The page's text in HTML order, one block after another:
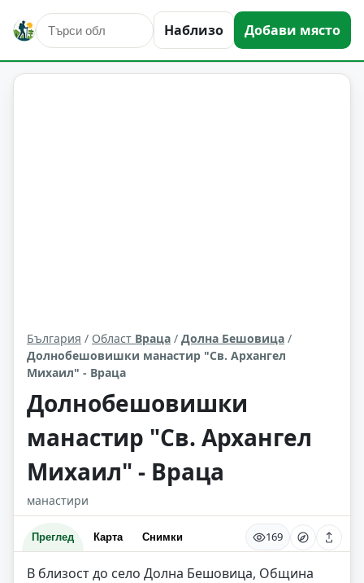
Наблизо Добави място
култура и изкуство Долна Бешовица Област: Враца
България / Област Враца / Долна Бешовица /
Долнобешовишки манастир "Св. Архангел
Михаил" - Враца
Долнобешовишки
манастир "Св. Архангел
Михаил" - Враца
манастири
Преглед Карта Снимки 169
В близост до село Долна Бешовица, Община